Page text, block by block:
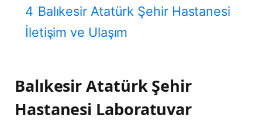
4 Balıkesir Atatürk Şehir Hastanesi
İletişim ve Ulaşım
Balıkesir Atatürk Şehir
Hastanesi Laboratuvar